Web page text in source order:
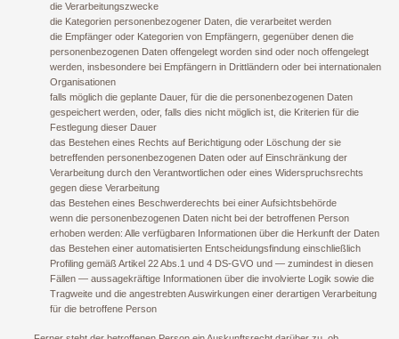
die Verarbeitungszwecke
die Kategorien personenbezogener Daten, die verarbeitet werden
die Empfänger oder Kategorien von Empfängern, gegenüber denen die
personenbezogenen Daten offengelegt worden sind oder noch offengelegt
werden, insbesondere bei Empfängern in Drittländern oder bei internationalen
Organisationen
falls möglich die geplante Dauer, für die die personenbezogenen Daten
gespeichert werden, oder, falls dies nicht möglich ist, die Kriterien für die
Festlegung dieser Dauer
das Bestehen eines Rechts auf Berichtigung oder Löschung der sie
betreffenden personenbezogenen Daten oder auf Einschränkung der
Verarbeitung durch den Verantwortlichen oder eines Widerspruchsrechts
gegen diese Verarbeitung
das Bestehen eines Beschwerderechts bei einer Aufsichtsbehörde
wenn die personenbezogenen Daten nicht bei der betroffenen Person
erhoben werden: Alle verfügbaren Informationen über die Herkunft der Daten
das Bestehen einer automatisierten Entscheidungsfindung einschließlich
Profiling gemäß Artikel 22 Abs.1 und 4 DS-GVO und — zumindest in diesen
Fällen — aussagekräftige Informationen über die involvierte Logik sowie die
Tragweite und die angestrebten Auswirkungen einer derartigen Verarbeitung
für die betroffene Person